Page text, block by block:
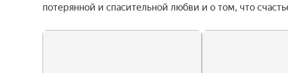
потерянной и спасительной любви и о том, что